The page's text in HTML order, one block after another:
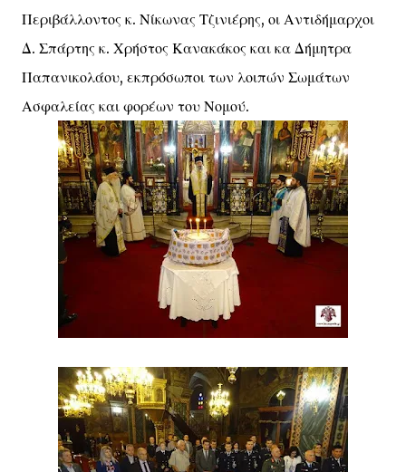
Περιβάλλοντος κ. Νίκωνας Τζινιέρης, οι Αντιδήμαρχοι
Δ. Σπάρτης κ. Χρήστος Κανακάκος και κα Δήμητρα
Παπανικολάου, εκπρόσωποι των λοιπών Σωμάτων
Ασφαλείας και φορέων του Νομού.